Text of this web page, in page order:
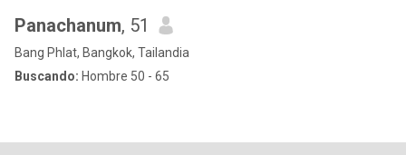
Panachanum, 51
Bang Phlat, Bangkok, Tailandia
Buscando: Hombre 50 - 65